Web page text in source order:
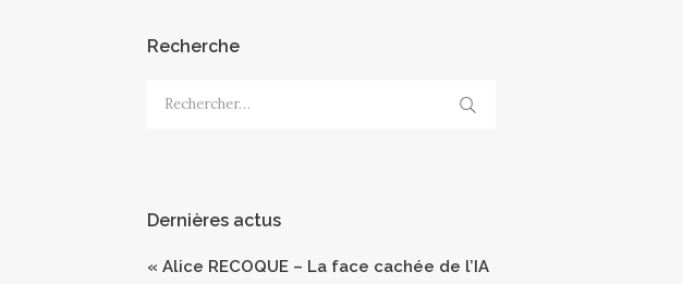
Recherche
Rechercher :
Dernières actus
« Alice RECOQUE – La face cachée de l’IA